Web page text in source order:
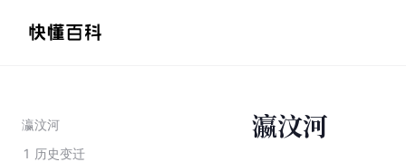
瀛汶河
1 历史变迁
瀛汶河